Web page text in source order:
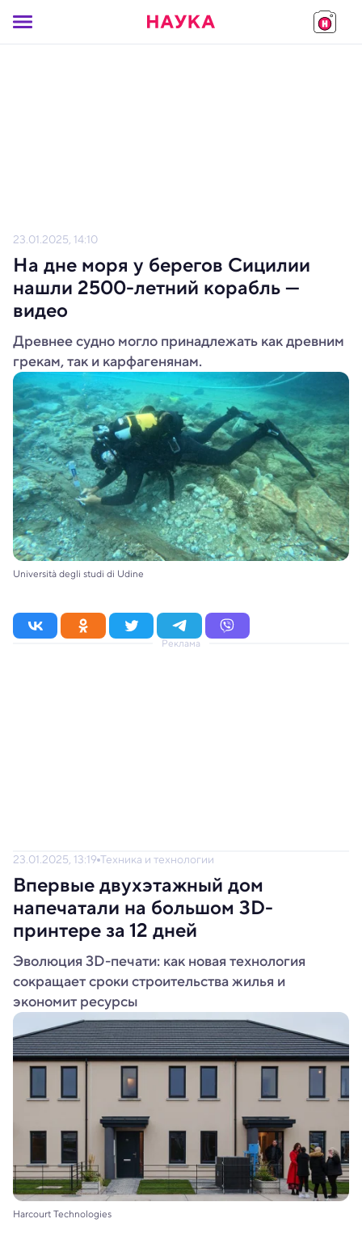
23.01.2025, 14:10
На дне моря у берегов Сицилии
нашли 2500-летний корабль —
видео
Древнее судно могло принадлежать как древним
грекам, так и карфагенянам.
Università degli studi di Udine
Реклама
23.01.2025, 13:19 Техника и технологии
Впервые двухэтажный дом
напечатали на большом 3D-
принтере за 12 дней
Эволюция 3D-печати: как новая технология
сокращает сроки строительства жилья и
экономит ресурсы
Harcourt Technologies